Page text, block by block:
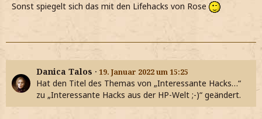
Sonst spiegelt sich das mit den Lifehacks von Rose
Danica Talos 19. Januar 2022 um 15:25
Hat den Titel des Themas von „Interessante Hacks…“
zu „Interessante Hacks aus der HP-Welt ;-)“ geändert.